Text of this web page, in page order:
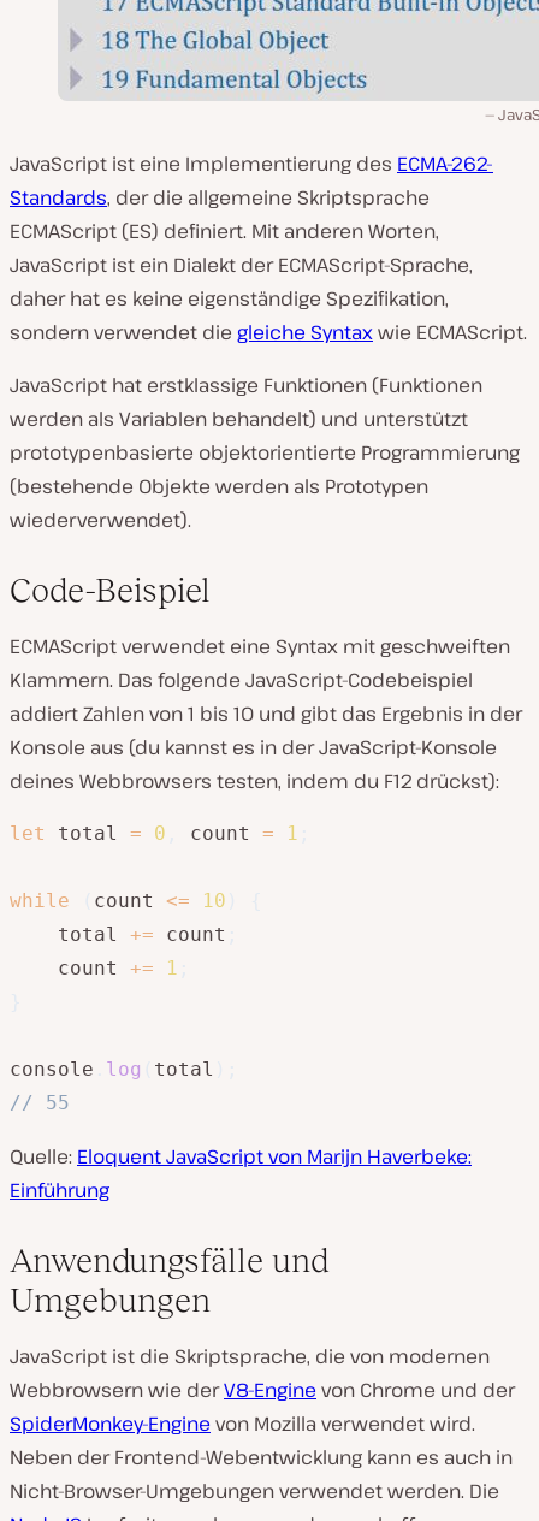
JavaScript ist eine Implementierung des ECMA-262-
Standards, der die allgemeine Skriptsprache
ECMAScript (ES) definiert. Mit anderen Worten,
JavaScript ist ein Dialekt der ECMAScript-Sprache,
daher hat es keine eigenständige Spezifikation,
sondern verwendet die gleiche Syntaxwie ECMAScript.
JavaScript hat erstklassige Funktionen (Funktionen
werden als Variablen behandelt) und unterstützt
prototypenbasierte objektorientierte Programmierung
(bestehende Objekte werden als Prototypen
wiederverwendet).
Code-Beispiel
ECMAScript verwendet eine Syntax mit geschweiften
Klammern. Das folgende JavaScript-Codebeispiel
addiert Zahlen von 1 bis 10 und gibt das Ergebnis in der
Konsole aus (du kannst es in der JavaScript-Konsole
deines Webbrowsers testen, indem du F12 drückst):
let total = 0 count = 1
while count <= 10
    total
+= count
    count
+= 1
console log total
// 55
Quelle: Eloquent JavaScript von Marijn Haverbeke:
Einführung
Anwendungsfälle und
Umgebungen
JavaScript ist die Skriptsprache, die von modernen
Webbrowsern wie derV8-Engine von Chrome und der
SpiderMonkey-Engine von Mozilla verwendet wird.
Neben der Frontend-Webentwicklung kann es auch in
Nicht-Browser-Umgebungen verwendet werden. Die